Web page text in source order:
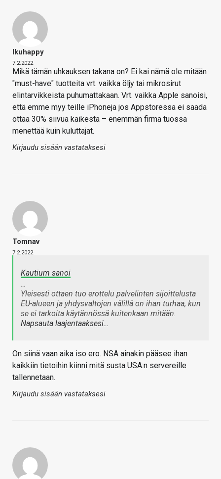
Ikuhappy
7.2.2022
Mikä tämän uhkauksen takana on? Ei kai nämä ole mitään
"must-have" tuotteita vrt. vaikka öljy tai mikrosirut
elintarvikkeista puhumattakaan. Vrt. vaikka Apple sanoisi,
että emme myy teille iPhoneja jos Appstoressa ei saada
ottaa 30% siivua kaikesta – enemmän firma tuossa
menettää kuin kuluttajat.
Kirjaudu sisään vastataksesi
Tomnav
7.2.2022
Kautium sanoi
…
Yleisesti ottaen tuo erottelu palvelinten sijoittelusta
EU-alueen ja yhdysvaltojen välillä on ihan turhaa, kun
se ei tarkoita käytännössä kuitenkaan mitään.
Napsauta laajentaaksesi…
On siinä vaan aika iso ero. NSA ainakin pääsee ihan
kaikkiin tietoihin kiinni mitä susta USA:n servereille
tallennetaan.
Kirjaudu sisään vastataksesi